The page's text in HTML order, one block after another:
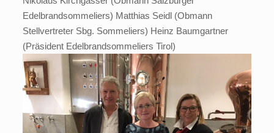
Edelbrandsommeliers) Matthias Seidl (Obmann
Stellvertreter Sbg. Sommeliers) Heinz Baumgartner
(Präsident Edelbrandsommeliers Tirol)